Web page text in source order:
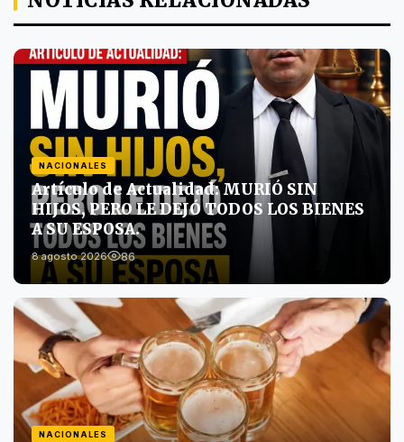
NACIONALES
Artículo de Actualidad: MURIÓ SIN
HIJOS, PERO LE DEJÓ TODOS LOS BIENES
A SU ESPOSA.
8 agosto 2026 86
NACIONALES